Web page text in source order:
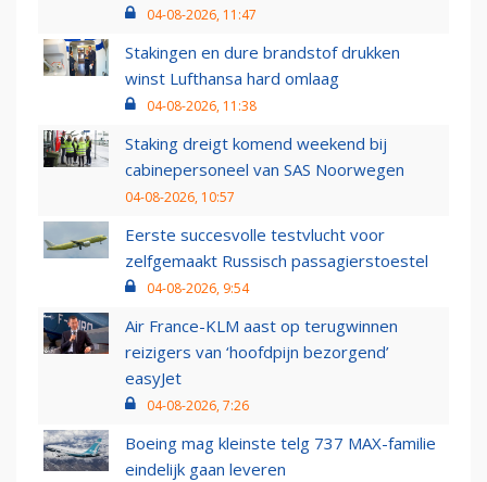
04-08-2026, 11:47
Stakingen en dure brandstof drukken
winst Lufthansa hard omlaag
04-08-2026, 11:38
Staking dreigt komend weekend bij
cabinepersoneel van SAS Noorwegen
04-08-2026, 10:57
Eerste succesvolle testvlucht voor
zelfgemaakt Russisch passagierstoestel
04-08-2026, 9:54
Air France-KLM aast op terugwinnen
reizigers van ‘hoofdpijn bezorgend’
easyJet
04-08-2026, 7:26
Boeing mag kleinste telg 737 MAX-familie
eindelijk gaan leveren